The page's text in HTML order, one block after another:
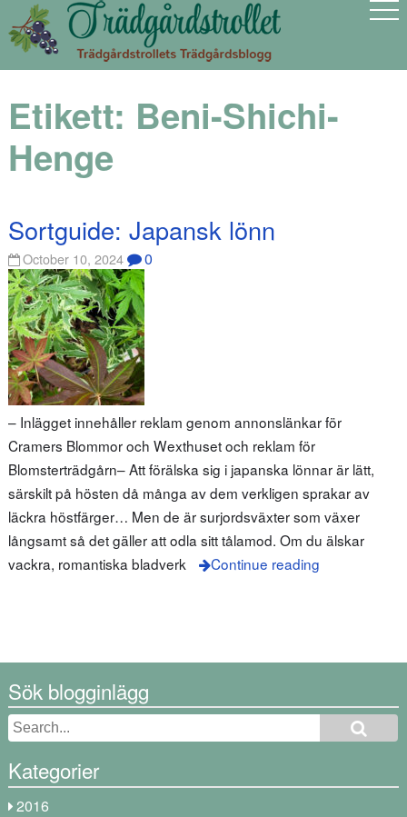
Etikett: Beni-Shichi-
Henge
Sortguide: Japansk lönn
October 10, 2024 0
– Inlägget innehåller reklam genom annonslänkar för
Cramers Blommor och Wexthuset och reklam för
Blomsterträdgårn– Att förälska sig i japanska lönnar är lätt,
särskilt på hösten då många av dem verkligen sprakar av
läckra höstfärger… Men de är surjordsväxter som växer
långsamt så det gäller att odla sitt tålamod. Om du älskar
vackra, romantiska bladverk
Continue reading
Sök blogginlägg
Kategorier
2016